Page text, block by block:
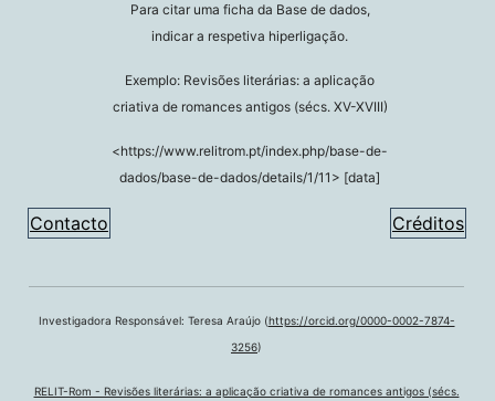
Para citar uma ficha da Base de dados,
indicar a respetiva hiperligação.
Exemplo: Revisões literárias: a aplicação
criativa de romances antigos (sécs. XV-XVIII)
<https://www.relitrom.pt/index.php/base-de-
dados/base-de-dados/details/1/11> [data]
Contacto Créditos
Investigadora Responsável: Teresa Araújo (https://orcid.org/0000-0002-7874-
3256)
RELIT-Rom - Revisões literárias: a aplicação criativa de romances antigos (sécs.